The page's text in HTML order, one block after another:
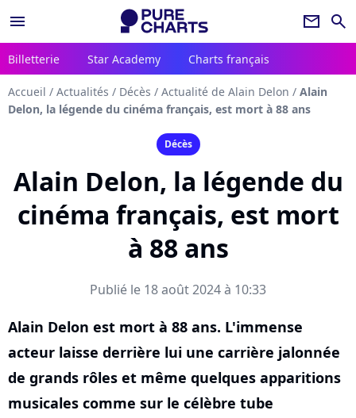
menu newsletter search
Billetterie Star Academy Charts français
Accueil / Actualités / Décès / Actualité de Alain Delon / Alain
Delon, la légende du cinéma français, est mort à 88 ans
Décès
Alain Delon, la légende du
cinéma français, est mort
à 88 ans
Publié le 18 août 2024 à 10:33
Alain Delon est mort à 88 ans. L'immense
acteur laisse derrière lui une carrière jalonnée
de grands rôles et même quelques apparitions
musicales comme sur le célèbre tube